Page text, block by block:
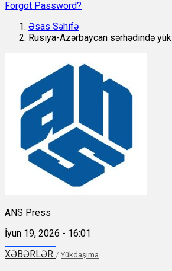
Forgot Password?
Əsas Səhifə
Rusiya-Azərbaycan sərhədində yük
ANS Press
İyun 19, 2026 - 16:01
XƏBƏRLƏR / Yükdaşıma